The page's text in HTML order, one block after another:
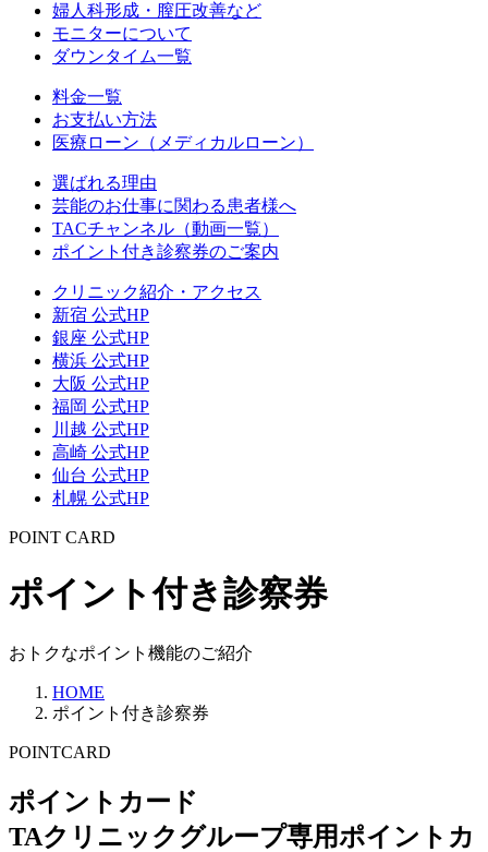
婦人科形成・膣圧改善など
モニターについて
ダウンタイム一覧
料金一覧
お支払い方法
医療ローン（メディカルローン）
選ばれる理由
芸能のお仕事に関わる患者様へ
TACチャンネル（動画一覧）
ポイント付き診察券のご案内
クリニック紹介・アクセス
新宿 公式HP
銀座 公式HP
横浜 公式HP
大阪 公式HP
福岡 公式HP
川越 公式HP
高崎 公式HP
仙台 公式HP
札幌 公式HP
POINT CARD
ポイント付き診察券
おトクなポイント機能のご紹介
HOME
ポイント付き診察券
POINTCARD
ポイントカード
TAクリニックグループ専用ポイントカ